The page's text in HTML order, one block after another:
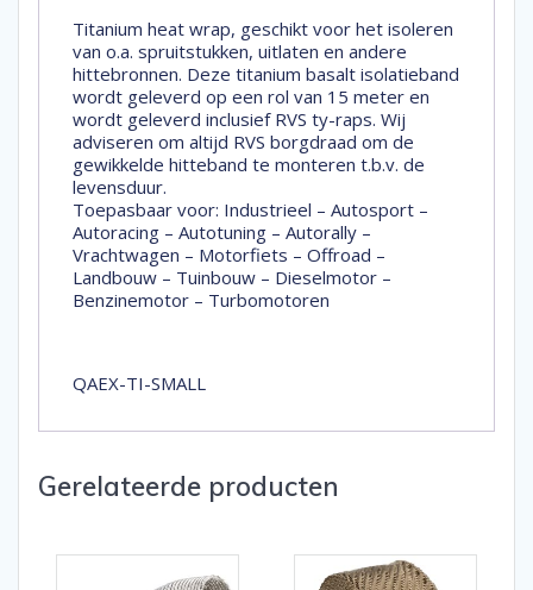
Titanium heat wrap, geschikt voor het isoleren
van o.a. spruitstukken, uitlaten en andere
hittebronnen. Deze titanium basalt isolatieband
wordt geleverd op een rol van 15 meter en
wordt geleverd inclusief RVS ty-raps. Wij
adviseren om altijd RVS borgdraad om de
gewikkelde hitteband te monteren t.b.v. de
levensduur.
Toepasbaar voor: Industrieel – Autosport –
Autoracing – Autotuning – Autorally –
Vrachtwagen – Motorfiets – Offroad –
Landbouw – Tuinbouw – Dieselmotor –
Benzinemotor – Turbomotoren
QAEX-TI-SMALL
Gerelateerde producten